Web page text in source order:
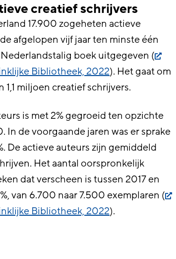
creatief schrijvers
17.900 zogeheten actieve
afgelopen vijf jaar ten minste één
boek uitgegeven (
Bibliotheek, 2022). Het gaat om
1,1 miljoen creatief schrijvers.
is met 2% gegroeid ten opzichte
In de voorgaande jaren was er sprake
De actieve auteurs zijn gemiddeld
Het aantal oorspronkelijk
dat verscheen is tussen 2017 en
van 6.700 naar 7.500 exemplaren (
Bibliotheek, 2022).